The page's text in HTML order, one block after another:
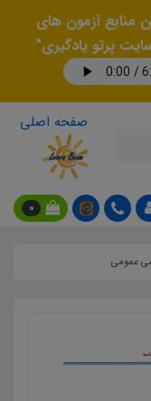
منابع آزمون های
پرتو یادگیری"
صفحه اصلی
0
عمومی